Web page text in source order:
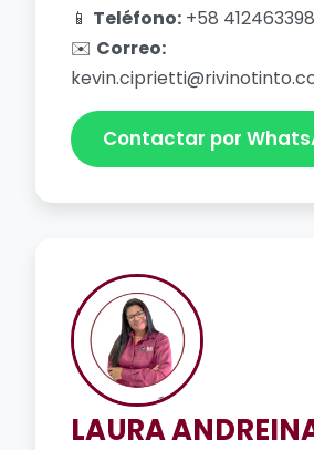
📱 Teléfono: +58
✉️ Correo:
Contactar por
LAURA